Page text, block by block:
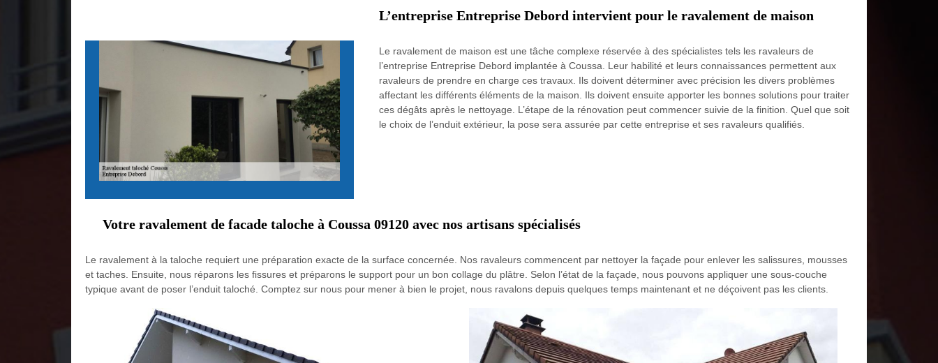
L’entreprise Entreprise Debord intervient pour le ravalement de maison
Le ravalement de maison est une tâche complexe réservée à des spécialistes tels les ravaleurs de
l’entreprise Entreprise Debord implantée à Coussa. Leur habilité et leurs connaissances permettent aux
ravaleurs de prendre en charge ces travaux. Ils doivent déterminer avec précision les divers problèmes
affectant les différents éléments de la maison. Ils doivent ensuite apporter les bonnes solutions pour traiter
ces dégâts après le nettoyage. L’étape de la rénovation peut commencer suivie de la finition. Quel que soit
le choix de l’enduit extérieur, la pose sera assurée par cette entreprise et ses ravaleurs qualifiés.
Votre ravalement de facade taloche à Coussa 09120 avec nos artisans spécialisés
Le ravalement à la taloche requiert une préparation exacte de la surface concernée. Nos ravaleurs commencent par nettoyer la façade pour enlever les salissures, mousses
et taches. Ensuite, nous réparons les fissures et préparons le support pour un bon collage du plâtre. Selon l’état de la façade, nous pouvons appliquer une sous-couche
typique avant de poser l’enduit taloché. Comptez sur nous pour mener à bien le projet, nous ravalons depuis quelques temps maintenant et ne déçoivent pas les clients.